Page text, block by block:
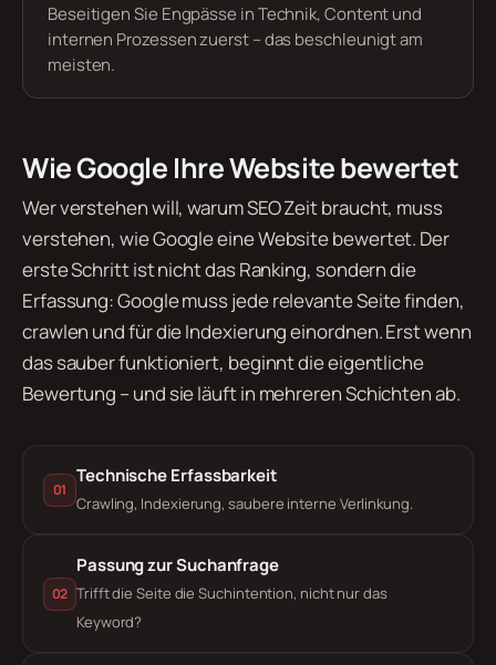
Beseitigen Sie Engpässe in Technik, Content und
internen Prozessen zuerst – das beschleunigt am
meisten.
Wie Google Ihre Website bewertet
Wer verstehen will, warum SEO Zeit braucht, muss
verstehen, wie Google eine Website bewertet. Der
erste Schritt ist nicht das Ranking, sondern die
Erfassung: Google muss jede relevante Seite finden,
crawlen und für die Indexierung einordnen. Erst wenn
das sauber funktioniert, beginnt die eigentliche
Bewertung – und sie läuft in mehreren Schichten ab.
01
Technische Erfassbarkeit
Crawling, Indexierung, saubere interne Verlinkung.
02
Passung zur Suchanfrage
Trifft die Seite die Suchintention, nicht nur das
Keyword?